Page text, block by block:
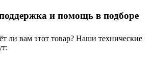
и помощь в подборе
ли вам этот товар? Наши технические